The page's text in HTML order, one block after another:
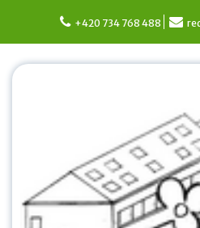
content
+420 734 768 488